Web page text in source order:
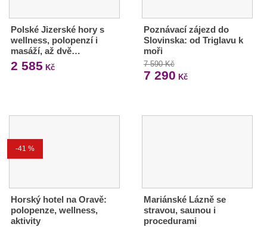
Polské Jizerské hory s
wellness, polopenzí i
masáží, až dvě…
2 585 Kč
Poznávací zájezd do
Slovinska: od Triglavu k
moři
7 590 Kč
7 290 Kč
-41 %
Horský hotel na Oravě:
polopenze, wellness,
aktivity
Mariánské Lázně se
stravou, saunou i
procedurami